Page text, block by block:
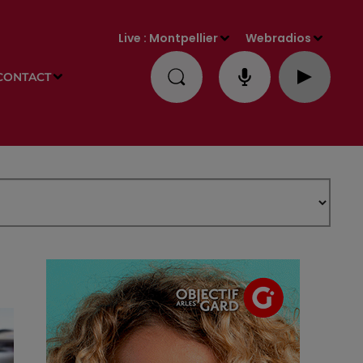
Live : Montpellier Webradios